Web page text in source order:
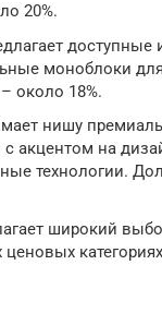
20%.
доступные
моноблоки
около 18%.
нишу
акцентом на
технологии.
широкий
ценовых